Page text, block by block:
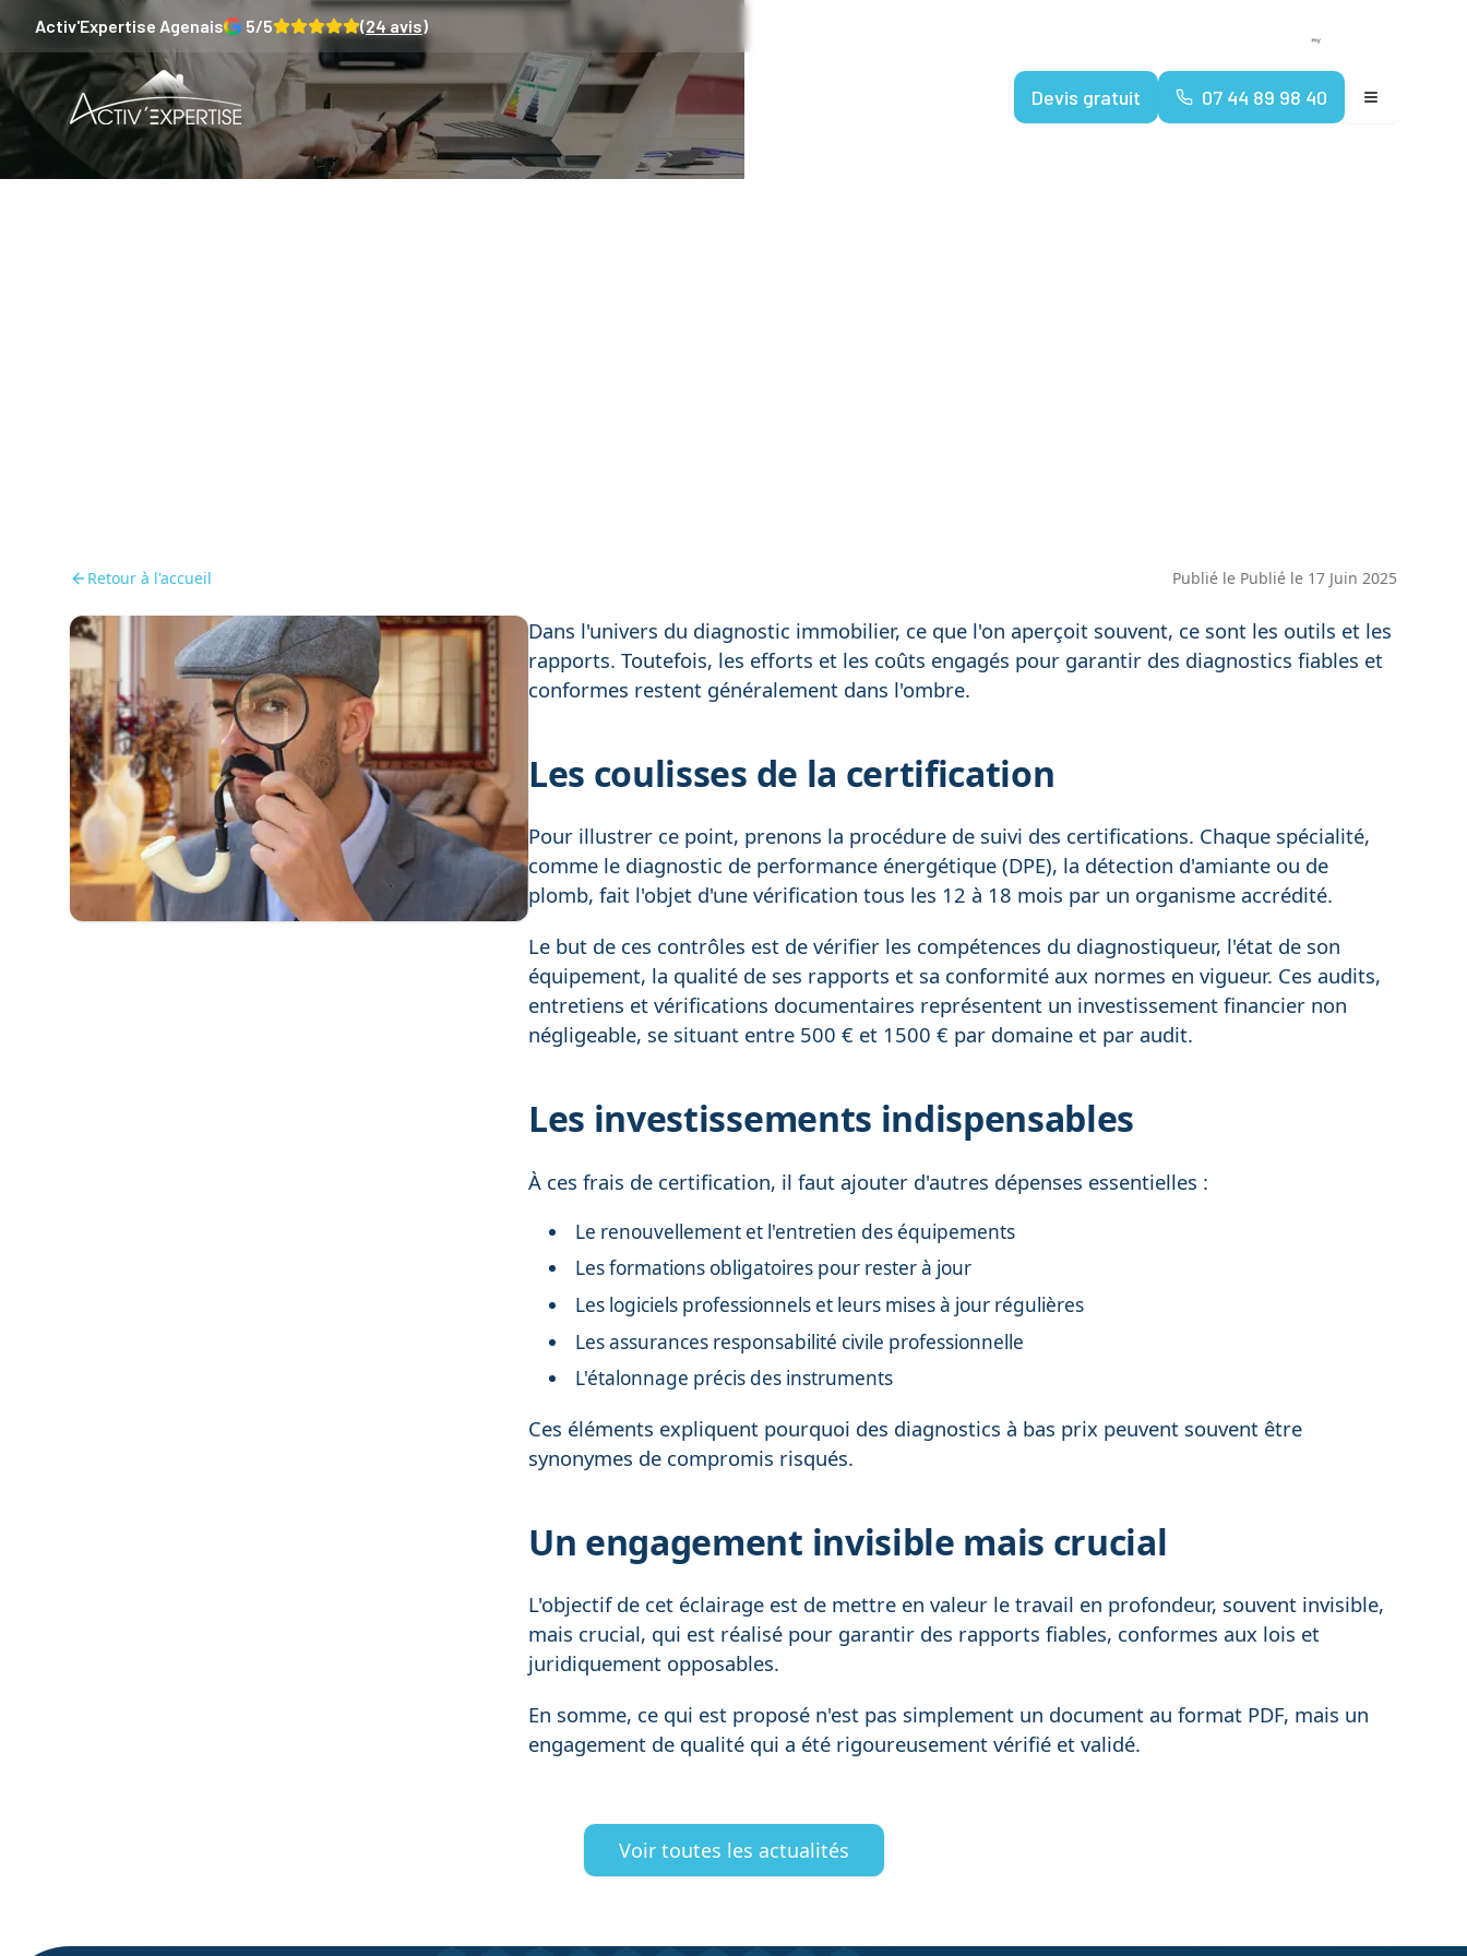
Activ'Expertise Agenais 5/5 (24avis)
Devis gratuit 07 44 89 98 40
Retour à l'accueil Publié le Publié le 17 Juin 2025
Dans l'univers du diagnostic immobilier, ce que l'on aperçoit souvent, ce sont les outils et les
rapports. Toutefois, les efforts et les coûts engagés pour garantir des diagnostics fiables et
conformes restent généralement dans l'ombre.
Les coulisses de la certification
Pour illustrer ce point, prenons la procédure de suivi des certifications. Chaque spécialité,
comme le diagnostic de performance énergétique (DPE), la détection d'amiante ou de
plomb, fait l'objet d'une vérification tous les 12 à 18 mois par un organisme accrédité.
Le but de ces contrôles est de vérifier les compétences du diagnostiqueur, l'état de son
équipement, la qualité de ses rapports et sa conformité aux normes en vigueur. Ces audits,
entretiens et vérifications documentaires représentent un investissement financier non
négligeable, se situant entre 500 € et 1500 € par domaine et par audit.
Les investissements indispensables
À ces frais de certification, il faut ajouter d'autres dépenses essentielles :
Le renouvellement et l'entretien des équipements
Les formations obligatoires pour rester à jour
Les logiciels professionnels et leurs mises à jour régulières
Les assurances responsabilité civile professionnelle
L'étalonnage précis des instruments
Ces éléments expliquent pourquoi des diagnostics à bas prix peuvent souvent être
synonymes de compromis risqués.
Un engagement invisible mais crucial
L'objectif de cet éclairage est de mettre en valeur le travail en profondeur, souvent invisible,
mais crucial, qui est réalisé pour garantir des rapports fiables, conformes aux lois et
juridiquement opposables.
En somme, ce qui est proposé n'est pas simplement un document au format PDF, mais un
engagement de qualité qui a été rigoureusement vérifié et validé.
Voir toutes les actualités